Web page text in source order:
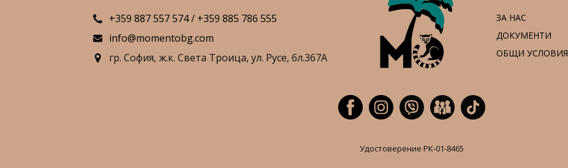
+359 887 557 574/ +359 885 786 555
info@momentobg.com
гр. София,ж.к. Света Троица, ул. Русе, бл.367А
ЗА НАС
ДОКУМЕНТИ
ОБЩИ УСЛОВИЯ
Удостоверение РК-01-8465